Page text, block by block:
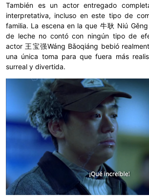
También es un actor entregado
interpretativa, incluso en este tipo de
familia. La escena en la que 牛耿 Niú
de leche no contó con ningún tipo de
actor 王宝强Wáng Bǎoqiáng bebió
una única toma para que fuera más
surreal y divertida.